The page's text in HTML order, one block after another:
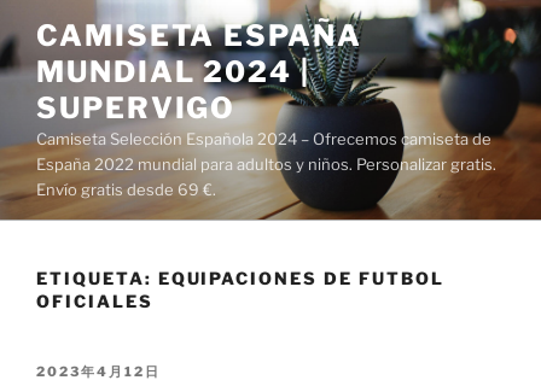
al
contenido
CAMISETA ESPAÑA
MUNDIAL 2024 |
SUPERVIGO
Camiseta Selección Española 2024 – Ofrecemos camiseta de
España 2022 mundial para adultos y niños. Personalizar gratis.
Envío gratis desde 69 €.
ETIQUETA: EQUIPACIONES DE FUTBOL
OFICIALES
PUBLICADO
2023年4月12日